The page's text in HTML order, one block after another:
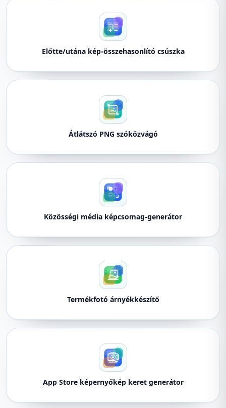
Előtte/utána kép-összehasonlító csúszka
Átlátszó PNG szóközvágó
Közösségi média képcsomag-generátor
Termékfotó árnyékkészítő
App Store képernyőkép keret generátor